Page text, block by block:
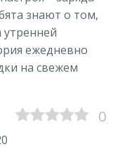
знают о том,
утренней
ежедневно
на свежем
0